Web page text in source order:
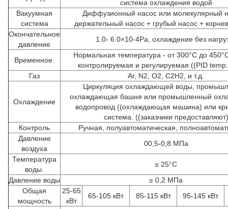
система охлаждения водой
Вакуумная
система
Диффузионный насос или молекулярный
держательный насос + грубый насос +
Окончательное
давление
1.0- 6.0×10-4Pa, охлаждение без
Временное.
Нормальная температура - от 300°C до
контролируемая и регулируемая ((PID
Газ
Ar, N2, O2, C2H2, и т.д.
Охлаждение
Циркуляция охлаждающей воды,
охлаждающая башня или промышленный
водопровод ((охлаждающая машина) или
система. ((заказчики предоставляют)
Контроль
Ручная, полуавтоматическая,
Давление
воздуха
00,5-0,8 МПа
Температура
воды.
≤ 25°C
Давление воды
≥ 0,2 МПа
Общая
мощность
25-65
кВт
65-105 кВт 85-115 кВт
95-145 кВт